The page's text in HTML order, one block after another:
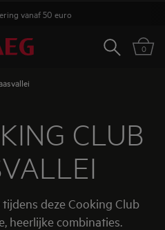
vanaf 50 euro
Zoeken0
CLUB
deze Cooking Club
heerlijke combinaties.